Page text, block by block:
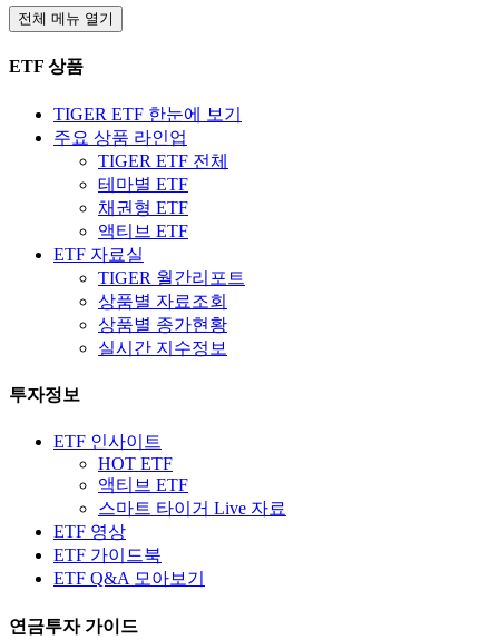
전체 메뉴 열기
ETF 상품
TIGER ETF 한눈에 보기
주요 상품 라인업
TIGER ETF 전체
테마별 ETF
채권형 ETF
액티브 ETF
ETF 자료실
TIGER 월간리포트
상품별 자료조회
상품별 종가현황
실시간 지수정보
투자정보
ETF 인사이트
HOT ETF
액티브 ETF
스마트 타이거 Live 자료
ETF 영상
ETF 가이드북
ETF Q&A 모아보기
연금투자 가이드